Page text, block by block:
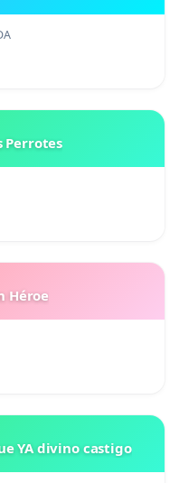
Perrotes
Héroe
YA divino castigo